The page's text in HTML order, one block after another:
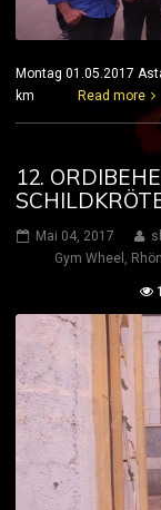
Montag 01.05.2017
km
Read more
12.
Mai 04, 2017
Gym Wheel ,